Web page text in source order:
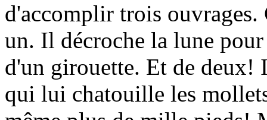
d'accomplir trois
un. Il décroche la lune
d'un girouette. Et de deux!
qui lui chatouille les